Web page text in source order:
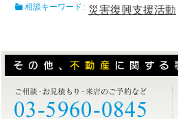
相談キーワード: 災害復興支援活動